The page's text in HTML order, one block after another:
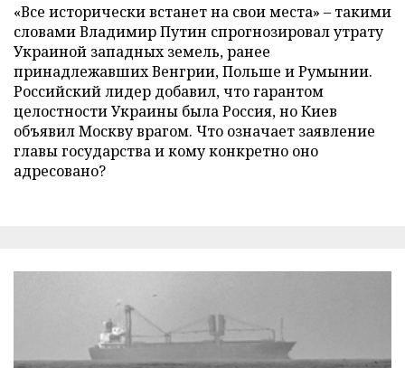
«Все исторически встанет на свои места» – такими
словами Владимир Путин спрогнозировал утрату
Украиной западных земель, ранее
принадлежавших Венгрии, Польше и Румынии.
Российский лидер добавил, что гарантом
целостности Украины была Россия, но Киев
объявил Москву врагом. Что означает заявление
главы государства и кому конкретно оно
адресовано?